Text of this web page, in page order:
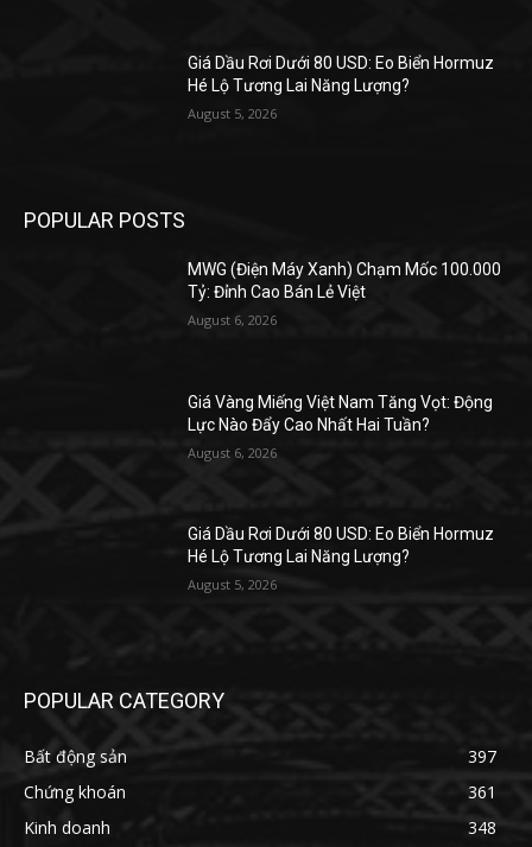
Giá Dầu Rơi Dưới 80 USD: Eo Biển Hormuz
Hé Lộ Tương Lai Năng Lượng?
August 5, 2026
POPULAR POSTS
MWG (Điện Máy Xanh) Chạm Mốc 100.000
Tỷ: Đỉnh Cao Bán Lẻ Việt
August 6, 2026
Giá Vàng Miếng Việt Nam Tăng Vọt: Động
Lực Nào Đẩy Cao Nhất Hai Tuần?
August 6, 2026
Giá Dầu Rơi Dưới 80 USD: Eo Biển Hormuz
Hé Lộ Tương Lai Năng Lượng?
August 5, 2026
POPULAR CATEGORY
Bất động sản
397
Chứng khoán
361
Kinh doanh
348